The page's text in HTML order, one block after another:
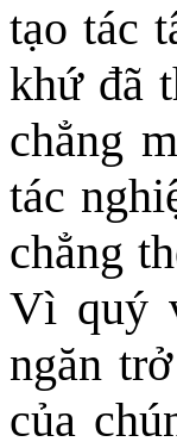
tạo tác
khứ đã
chẳng
tác
chẳng
Vì quý
ngăn
của